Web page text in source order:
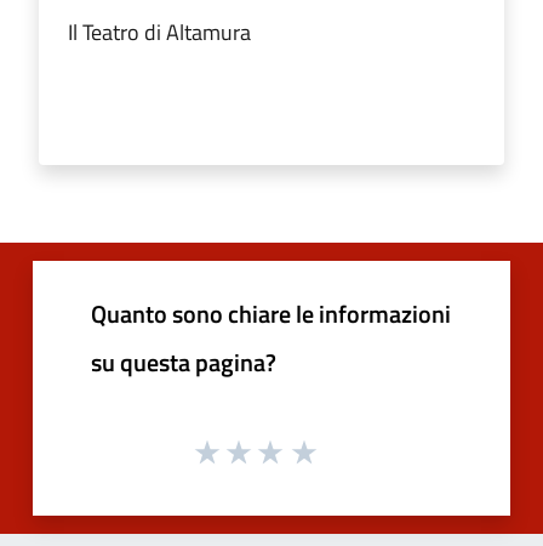
Il Teatro di Altamura
Quanto sono chiare le informazioni
su questa pagina?